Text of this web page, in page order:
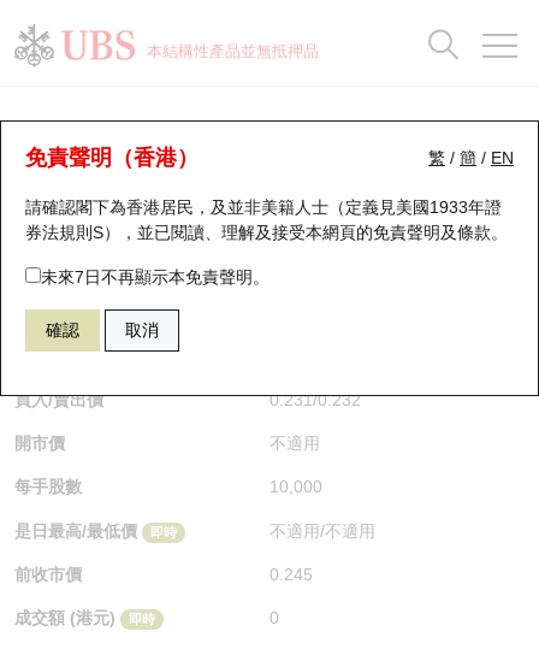
本結構性產品並無抵押品
繁 / 簡 / EN
免責聲明（香港）
請確認閣下為香港居民，及並非美籍人士（定義見美國1933年證
券法規則S），並已閱讀、理解及接受本網頁的免責聲明及條款。
未來7日不再顯示本免責聲明。
確認 取消
牛熊證分析儀
表現 街貨統計 比較
49509 瑞銀牛證 DJI 道瓊斯指數
$0.233 0.012
買入/賣出價 0.231/0.232
開市價 不適用
每手股數 10,000
是日最高/最低價 即時 不適用/不適用
前收市價 0.245
成交額 (港元) 即時 0
瑞銀認股證一覽
新發行瑞銀認股證
即將到期認股證
認股證到期結算價查詢
認股證分析儀
認股證速算機
認股證/牛熊證日誌
認股證文件及公告
街貨統計
比較
牛熊全景快搜
牛熊證搜尋
牛熊證街貨分佈圖
正股牛熊證列表
新發行瑞銀牛熊證
已收回牛熊證剩餘價值
牛熊證到期結算價查詢
牛熊證分析儀
街貨統計
比較
十大升幅/跌幅
十大認股證成交分佈
十天股證佔大市成交
資金流
街貨統計
三十大平均引伸波幅
正股分析儀
二十大活躍股份
恒指成份股
國指成份股
科指成份股
相關資產沽空
中資ETFs溢價比較
AH 股價對照
持股比重
顯示所有持股比重
每月輪證大市專題
輪證專欄
講座及教育短片
認股證投資者教育
牛熊證投資者教育
認股證牛熊證常問問題